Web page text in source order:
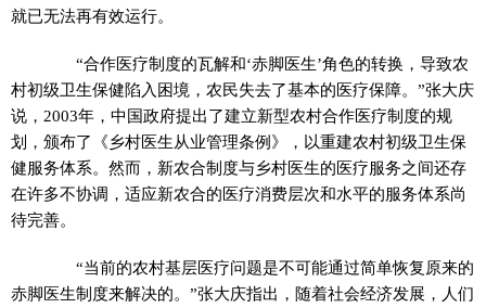
就已无法再有效运行。
“合作医疗制度的瓦解和‘赤脚医生’角色的转换，导致农
村初级卫生保健陷入困境，农民失去了基本的医疗保障。”张大庆
说，2003年，中国政府提出了建立新型农村合作医疗制度的规
划，颁布了《乡村医生从业管理条例》，以重建农村初级卫生保
健服务体系。然而，新农合制度与乡村医生的医疗服务之间还存
在许多不协调，适应新农合的医疗消费层次和水平的服务体系尚
待完善。
“当前的农村基层医疗问题是不可能通过简单恢复原来的
赤脚医生制度来解决的。”张大庆指出，随着社会经济发展，人们